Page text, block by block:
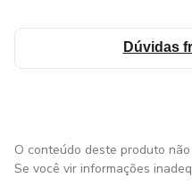
Dúvidas
O conteúdo deste produto
Se você vir informações